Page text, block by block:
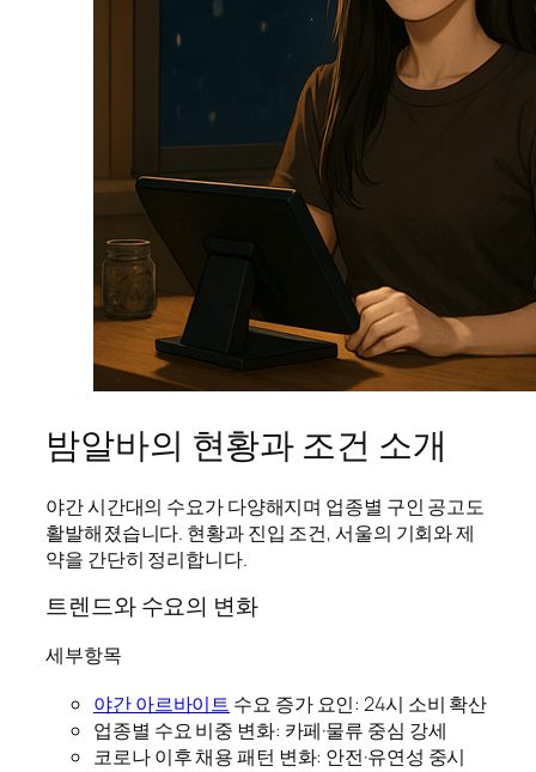
밤알바의 현황과 조건 소개
야간 시간대의 수요가 다양해지며 업종별 구인 공고도
활발해졌습니다. 현황과 진입 조건, 서울의 기회와 제
약을 간단히 정리합니다.
트렌드와 수요의 변화
세부항목
야간 아르바이트 수요 증가 요인: 24시 소비 확산
업종별 수요 비중 변화: 카페·물류 중심 강세
코로나 이후 채용 패턴 변화: 안전·유연성 중시